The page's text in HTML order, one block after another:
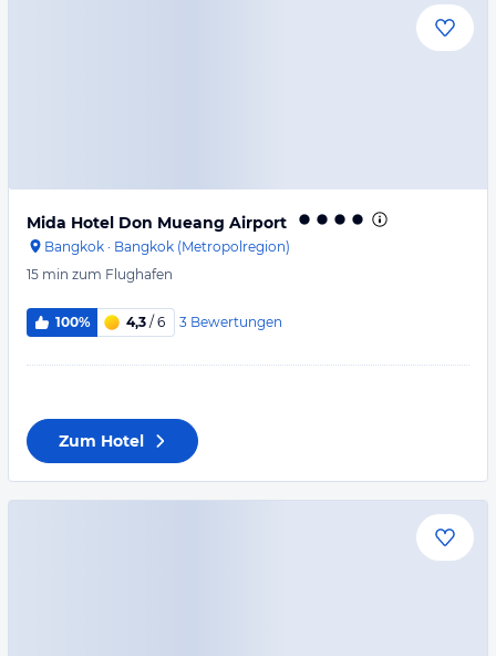
Mida Hotel Don Mueang Airport
Bangkok · Bangkok (Metropolregion)
15 min zum Flughafen
100% 4,3 / 6 3 Bewertungen
Zum Hotel